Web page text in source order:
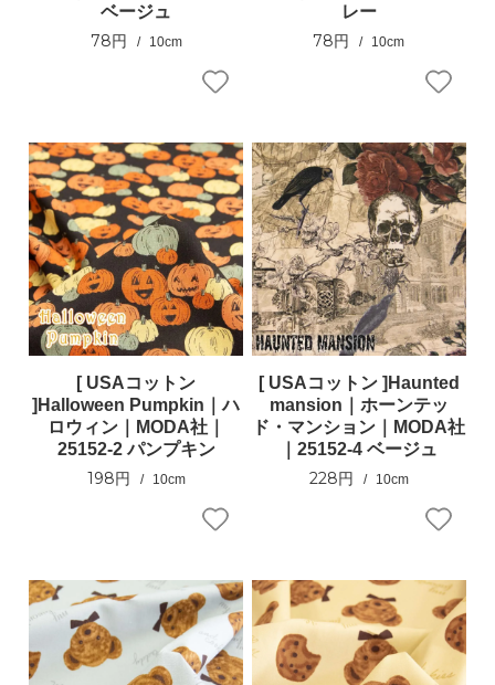
ベージュ
78円 10cm
レー
78円 10cm
[ USAコットン
]Halloween Pumpkin｜ハ
ロウィン｜MODA社｜
25152-2 パンプキン
198円 10cm
[ USAコットン ]Haunted
mansion｜ホーンテッ
ド・マンション｜MODA社
｜25152-4 ベージュ
228円 10cm